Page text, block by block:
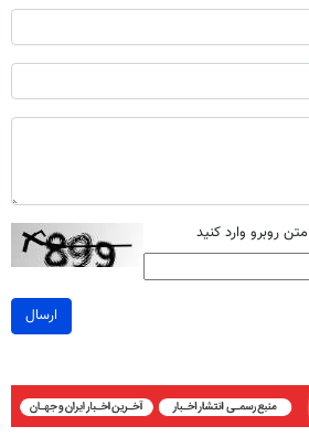
روبرو وارد کنید
ارسال